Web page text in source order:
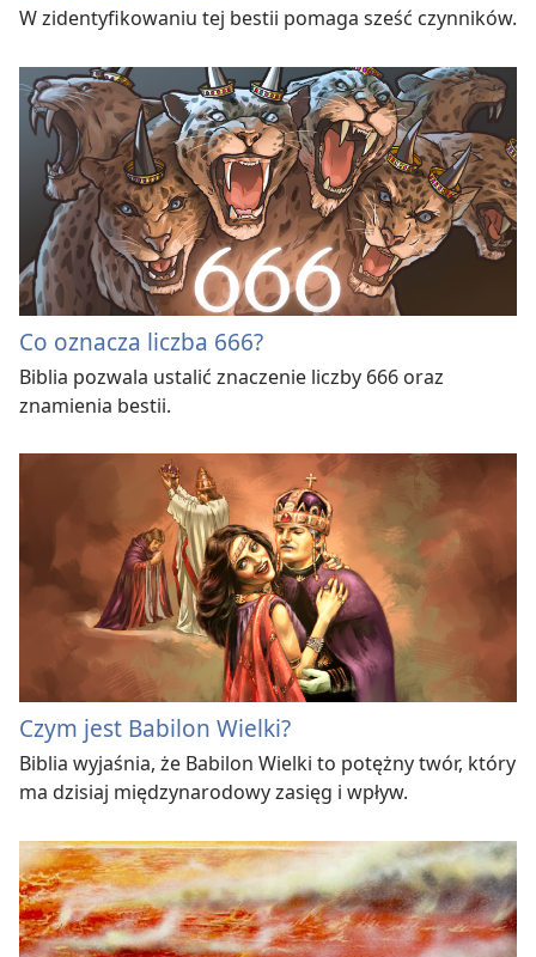
W zidentyfikowaniu tej bestii pomaga sześć czynników.
Co oznacza liczba 666?
Biblia pozwala ustalić znaczenie liczby 666 oraz
znamienia bestii.
Czym jest Babilon Wielki?
Biblia wyjaśnia, że Babilon Wielki to potężny twór, który
ma dzisiaj międzynarodowy zasięg i wpływ.